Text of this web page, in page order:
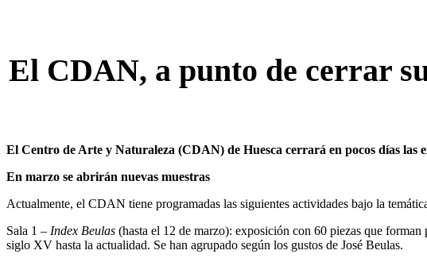
El CDAN, a punto de cerrar
El Centro de Arte y Naturaleza (CDAN) de Huesca cerrará en pocos días las
En marzo se abrirán nuevas muestras
Actualmente, el CDAN tiene programadas las siguientes actividades bajo la
Sala 1 – Index Beulas (hasta el 12 de marzo): exposición con 60 piezas que
siglo XV hasta la actualidad. Se han agrupado según los gustos de José Beulas.